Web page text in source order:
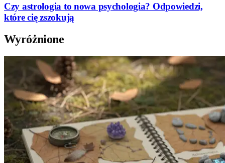
Czy astrologia to nowa psychologia? Odpowiedzi,
które cię zszokują
Wyróżnione